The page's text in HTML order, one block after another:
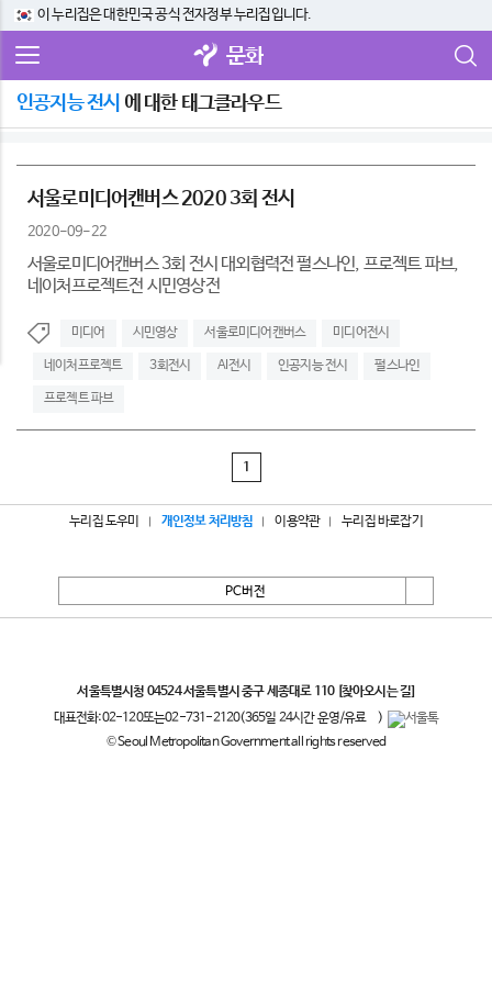
이 누리집은 대한민국 공식 전자정부 누리집입니다.
문화
인공지능 전시 에 대한 태그클라우드
서울로미디어캔버스 2020 3회 전시
2020-09-22
서울로미디어캔버스 3회 전시 대외협력전 펄스나인, 프로젝트 파브,
네이처프로젝트전 시민영상전
미디어 시민영상 서울로미디어캔버스 미디어전시
네이처프로젝트 3회전시 AI전시 인공지능 전시 펄스나인
프로젝트 파브
1
누리집 도우미 개인정보 처리방침 이용약관 누리집 바로잡기
PC버전
서울특별시청 04524 서울특별시 중구 세종대로 110 [찾아오시는 길]
대표전화:02-120또는02-731-2120(365일 24시간 운영/유료
)
© Seoul Metropolitan Government all rights reserved